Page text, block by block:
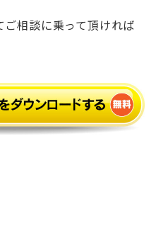
相談に乗って頂ければ